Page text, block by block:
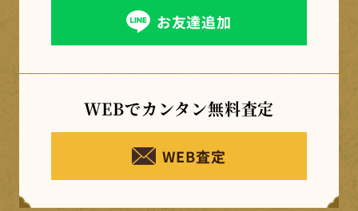
お友達追加
WEBでカンタン無料査定
WEB査定